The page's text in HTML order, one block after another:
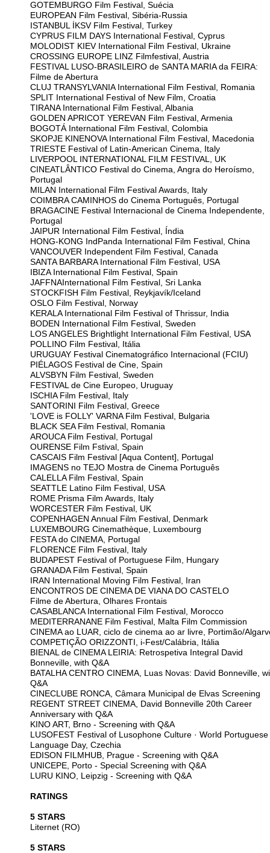
GOTEMBURGO Film Festival, Suécia
EUROPEAN Film Festival, Sibéria-Russia
ISTANBUL İKSV Film Festival, Turkey
CYPRUS FILM DAYS International Festival, Cyprus
MOLODIST KIEV International Film Festival, Ukraine
CROSSING EUROPE LINZ Filmfestival, Austria
FESTIVAL LUSO-BRASILEIRO de SANTA MARIA da FEIRA:
Filme de Abertura
CLUJ TRANSYLVANIA International Film Festival, Romania
SPLIT International Festival of New Film, Croatia
TIRANA International Film Festival, Albania
GOLDEN APRICOT YEREVAN Film Festival, Armenia
BOGOTÁ International Film Festival, Colombia
SKOPJE KINENOVA International Film Festival, Macedonia
TRIESTE Festival of Latin-American Cinema, Italy
LIVERPOOL INTERNATIONAL FILM FESTIVAL, UK
CINEATLÂNTICO Festival do Cinema, Angra do Heroísmo,
Portugal
MILAN International Film Festival Awards, Italy
COIMBRA CAMINHOS do Cinema Português, Portugal
BRAGACINE Festival Internacional de Cinema Independente,
Portugal
JAIPUR International Film Festival, Índia
HONG-KONG IndPanda International Film Festival, China
VANCOUVER Independent Film Festival, Canada
SANTA BARBARA International Film Festival, USA
IBIZA International Film Festival, Spain
JAFFNAInternational Film Festival, Sri Lanka
STOCKFISH Film Festival, Reykjavík/Iceland
OSLO Film Festival, Norway
KERALA International Film Festival of Thrissur, India
BODEN International Film Festival, Sweden
LOS ANGELES Brightlight International Film Festival, USA
POLLINO Film Festival, Itália
URUGUAY Festival Cinematográfico Internacional (FCIU)
PIÉLAGOS Festival de Cine, Spain
ALVSBYN Film Festival, Sweden
FESTIVAL de Cine Europeo, Uruguay
ISCHIA Film Festival, Italy
SANTORINI Film Festival, Greece
'LOVE is FOLLY' VARNA Film Festival, Bulgaria
BLACK SEA Film Festival, Romania
AROUCA Film Festival, Portugal
OURENSE Film Fstival, Spain
CASCAIS Film Festival [Aqua Content], Portugal
IMAGENS no TEJO Mostra de Cinema Português
CALELLA Film Festival, Spain
SEATTLE Latino Film Festival, USA
ROME Prisma Film Awards, Italy
WORCESTER Film Festival, UK
COPENHAGEN Annual Film Festival, Denmark
LUXEMBOURG Cinemathèque, Luxembourg
FESTA do CINEMA, Portugal
FLORENCE Film Festival, Italy
BUDAPEST Festival of Portuguese Film, Hungary
GRANADA Film Festival, Spain
IRAN International Moving Film Festival, Iran
ENCONTROS DE CINEMA DE VIANA DO CASTELO
Filme de Abertura, Olhares Frontais
CASABLANCA International Film Festival, Morocco
MEDITERRANANE Film Festival, Malta Film Commission
CINEMA ao LUAR, ciclo de cinema ao ar livre, Portimão/
COMPETIÇÃO ORIZZONTI, i-Fest/Calábria, Itália
BIENAL de CINEMA LEIRIA: Retrospetiva Integral David
Bonneville, with Q&A
BATALHA CENTRO CINEMA, Luas Novas: David Bonneville,
Q&A
CINECLUBE RONCA, Câmara Municipal de Elvas Screening
REGENT STREET CINEMA, David Bonneville 20th Career
Anniversary with Q&A
KINO ART, Brno - Screening with Q&A
LUSOFEST Festival of Lusophone Culture · World Portuguese
Language Day, Czechia
EDISON FILMHUB, Prague - Screening with Q&A
UNICEPE, Porto - Special Screening with Q&A
LURU KINO, Leipzig - Screening with Q&A
RATINGS
5 STARS
Liternet (RO)
5 STARS